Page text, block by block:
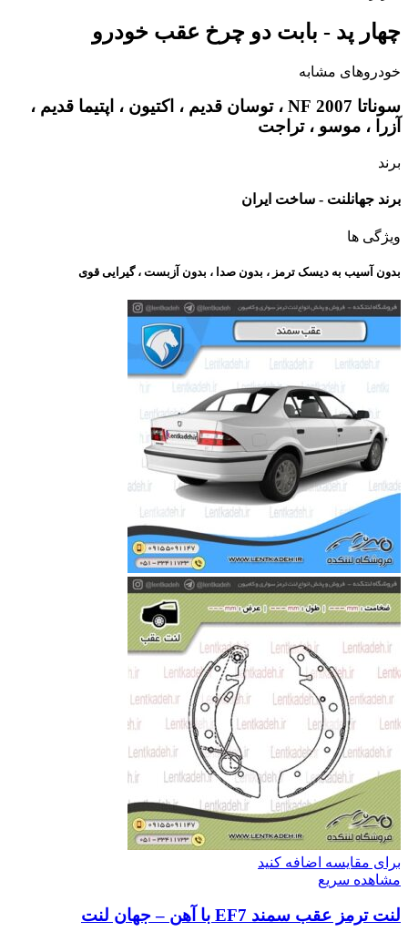
چهار پد - بابت دو چرخ عقب خودرو
خودروهای مشابه
سوناتا 2007 NF ، توسان قدیم ، اکتیون ، اپتیما قدیم ،
آزرا ، موسو ، تراجت
برند
برند جهانلنت - ساخت ایران
ویژگی ها
بدون آسیب به دیسک ترمز ، بدون صدا ، بدون آزبست ، گیرایی قوی​
برای مقایسه اضافه کنید
مشاهده سریع
لنت ترمز عقب سمند EF7 با آهن – جهان لنت